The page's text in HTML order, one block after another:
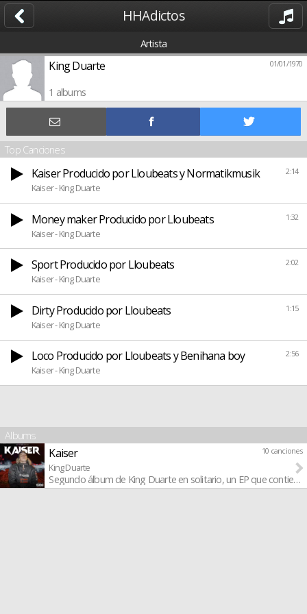
HHAdictos
Artista
01/01/1970
King Duarte
1 albums
Top Canciones
2:14
Kaiser Producido por Lloubeats y Normatikmusik
Kaiser - King Duarte
1:32
Money maker Producido por Lloubeats
Kaiser - King Duarte
2:02
Sport Producido por Lloubeats
Kaiser - King Duarte
1:15
Dirty Producido por Lloubeats
Kaiser - King Duarte
2:56
Loco Producido por Lloubeats y Benihana boy
Kaiser - King Duarte
Albums
10 canciones
Kaiser
King Duarte
Segundo álbum de King Duarte en solitario, un EP que